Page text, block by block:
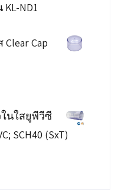
ND1
Cap
ในใสยูพีวีซี
SCH40 (SxT)